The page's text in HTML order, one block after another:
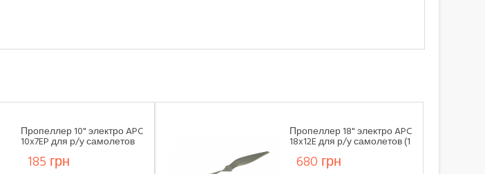
Пропеллер 10" электро APC
10x7EP для р/у самолетов
185 грн
Пропеллер 18" электро APC
18x12E для р/у самолетов (1
680 грн